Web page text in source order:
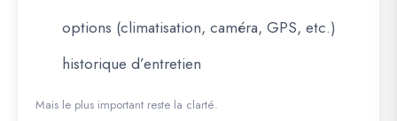
options (climatisation, caméra, GPS, etc.)
historique d’entretien
Mais le plus important reste la clarté.